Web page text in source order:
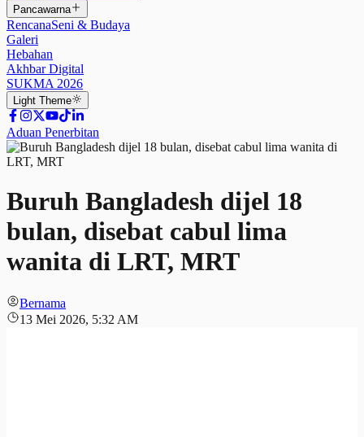
Pancawarna
RencanaSeni & Budaya
Galeri
Hebahan
Akhbar Digital
SUKMA 2026
Light Theme
Aduan Penerbitan
Buruh Bangladesh dijel 18
bulan, disebat cabul lima
wanita di LRT, MRT
Bernama
13 Mei 2026, 5:32 AM